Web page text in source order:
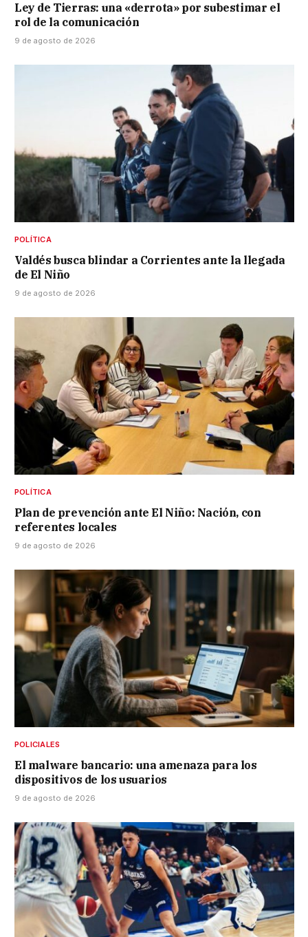
Ley de Tierras: una «derrota» por subestimar el
rol de la comunicación
9 de agosto de 2026
POLÍTICA
Valdés busca blindar a Corrientes ante la llegada
de El Niño
9 de agosto de 2026
POLÍTICA
Plan de prevención ante El Niño: Nación, con
referentes locales
9 de agosto de 2026
POLICIALES
El malware bancario: una amenaza para los
dispositivos de los usuarios
9 de agosto de 2026